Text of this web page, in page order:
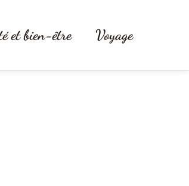
et bien-être Voyage